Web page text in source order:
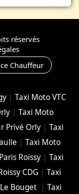
réservés
Chauffeur
| Taxi Moto VTC
|Taxi Moto
Privé Orly |Taxi
|Taxi Moto
Roissy| Taxi
CDG | Taxi
Bouget | Taxi